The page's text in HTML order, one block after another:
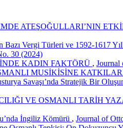
ATEŞOĞULLARI’NIN
Bazı Vergi Türleri ve 1592-1617
30 (2024)
KADIN FAKTÖRÜ , Journal
MUSİKİSİNE
Savaşı’nda Stratejik Bir
VE OSMANLI TARİH
İngiliz Kömürü , Journal of